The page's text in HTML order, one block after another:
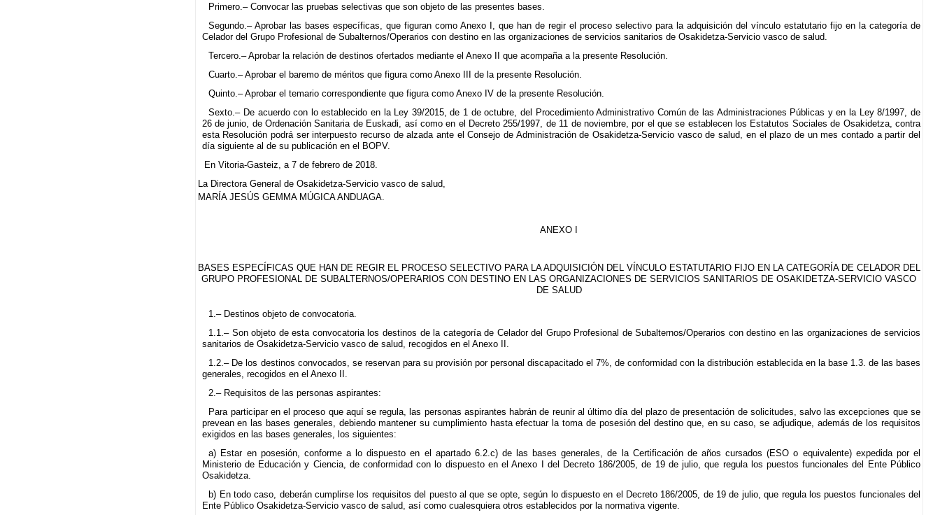
Primero.– Convocar las pruebas selectivas que son objeto de las presentes bases.
Segundo.– Aprobar las bases específicas, que figuran como Anexo I, que han de regir el proceso selectivo para la adquisición del vínculo estatutario fijo en la categoría de
Celador del Grupo Profesional de Subalternos/Operarios con destino en las organizaciones de servicios sanitarios de Osakidetza-Servicio vasco de salud.
Tercero.– Aprobar la relación de destinos ofertados mediante el Anexo II que acompaña a la presente Resolución.
Cuarto.– Aprobar el baremo de méritos que figura como Anexo III de la presente Resolución.
Quinto.– Aprobar el temario correspondiente que figura como Anexo IV de la presente Resolución.
Sexto.– De acuerdo con lo establecido en la Ley 39/2015, de 1 de octubre, del Procedimiento Administrativo Común de las Administraciones Públicas y en la Ley 8/1997, de
26 de junio, de Ordenación Sanitaria de Euskadi, así como en el Decreto 255/1997, de 11 de noviembre, por el que se establecen los Estatutos Sociales de Osakidetza, contra
esta Resolución podrá ser interpuesto recurso de alzada ante el Consejo de Administración de Osakidetza-Servicio vasco de salud, en el plazo de un mes contado a partir del
día siguiente al de su publicación en el BOPV.
En Vitoria-Gasteiz, a 7 de febrero de 2018.
La Directora General de Osakidetza-Servicio vasco de salud,
MARÍA JESÚS GEMMA MÚGICA ANDUAGA.
ANEXO I
BASES ESPECÍFICAS QUE HAN DE REGIR EL PROCESO SELECTIVO PARA LA ADQUISICIÓN DEL VÍNCULO ESTATUTARIO FIJO EN LA CATEGORÍA DE CELADOR DEL
GRUPO PROFESIONAL DE SUBALTERNOS/OPERARIOS CON DESTINO EN LAS ORGANIZACIONES DE SERVICIOS SANITARIOS DE OSAKIDETZA-SERVICIO VASCO
DE SALUD
1.– Destinos objeto de convocatoria.
1.1.– Son objeto de esta convocatoria los destinos de la categoría de Celador del Grupo Profesional de Subalternos/Operarios con destino en las organizaciones de servicios
sanitarios de Osakidetza-Servicio vasco de salud, recogidos en el Anexo II.
1.2.– De los destinos convocados, se reservan para su provisión por personal discapacitado el 7%, de conformidad con la distribución establecida en la base 1.3. de las bases
generales, recogidos en el Anexo II.
2.– Requisitos de las personas aspirantes:
Para participar en el proceso que aquí se regula, las personas aspirantes habrán de reunir al último día del plazo de presentación de solicitudes, salvo las excepciones que se
prevean en las bases generales, debiendo mantener su cumplimiento hasta efectuar la toma de posesión del destino que, en su caso, se adjudique, además de los requisitos
exigidos en las bases generales, los siguientes:
a) Estar en posesión, conforme a lo dispuesto en el apartado 6.2.c) de las bases generales, de la Certificación de años cursados (ESO o equivalente) expedida por el
Ministerio de Educación y Ciencia, de conformidad con lo dispuesto en el Anexo I del Decreto 186/2005, de 19 de julio, que regula los puestos funcionales del Ente Público
Osakidetza.
b) En todo caso, deberán cumplirse los requisitos del puesto al que se opte, según lo dispuesto en el Decreto 186/2005, de 19 de julio, que regula los puestos funcionales del
Ente Público Osakidetza-Servicio vasco de salud, así como cualesquiera otros establecidos por la normativa vigente.